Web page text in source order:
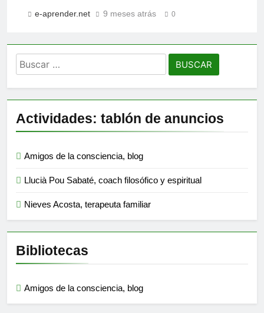
e-aprender.net 9 meses atrás 0
Buscar:
Actividades: tablón de anuncios
Amigos de la consciencia, blog
Llucià Pou Sabaté, coach filosófico y espiritual
Nieves Acosta, terapeuta familiar
Bibliotecas
Amigos de la consciencia, blog